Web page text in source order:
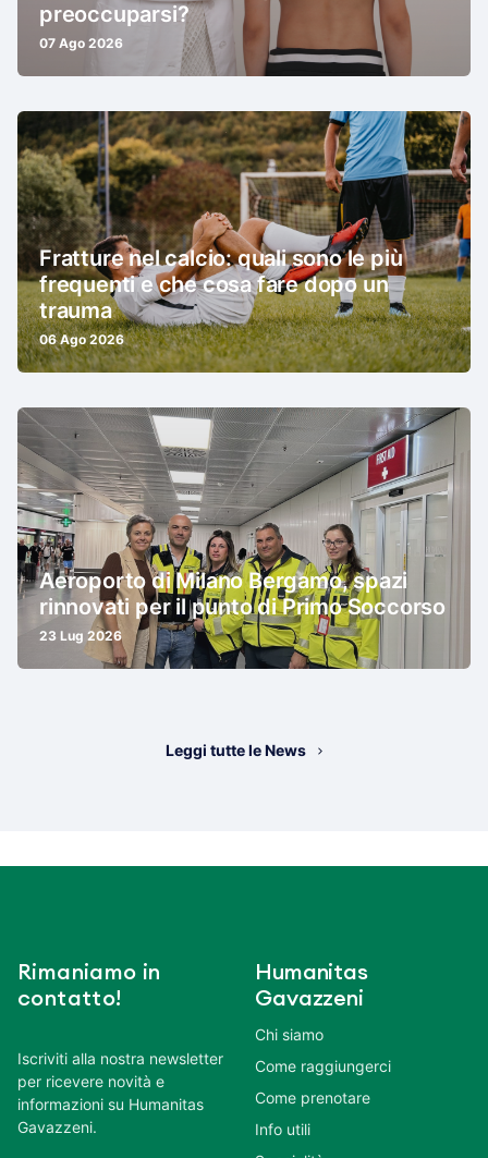
preoccuparsi?
07 Ago 2026
Fratture nel calcio: quali sono le più
frequenti e che cosa fare dopo un
trauma
06 Ago 2026
Aeroporto di Milano Bergamo, spazi
rinnovati per il punto di Primo Soccorso
23 Lug 2026
Leggi tutte le News
Rimaniamo in
contatto!
Iscriviti alla nostra newsletter
per ricevere novità e
informazioni su Humanitas
Gavazzeni.
Humanitas
Gavazzeni
Chi siamo
Come raggiungerci
Come prenotare
Info utili